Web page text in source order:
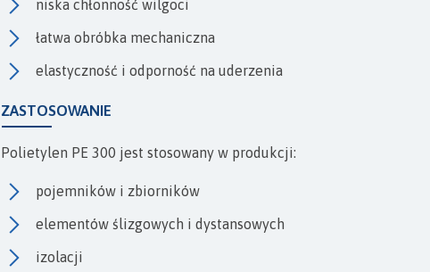
elastyczność i odporność na uderzenia
łatwa obróbka mechaniczna
niska chłonność wilgoci
izolacji
ZASTOSOWANIE
elementów ślizgowych i dystansowych
pojemników i zbiorników
Polietylen PE 300 jest stosowany w produkcji: